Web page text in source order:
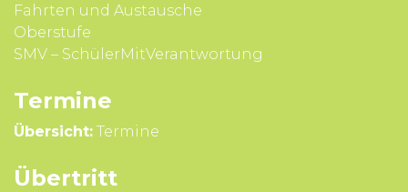
Fahrten und Aus­tausche
Ober­stufe
SMV – SchülerMitVerantwortung
Termine
Übersicht: Termine
Übertritt